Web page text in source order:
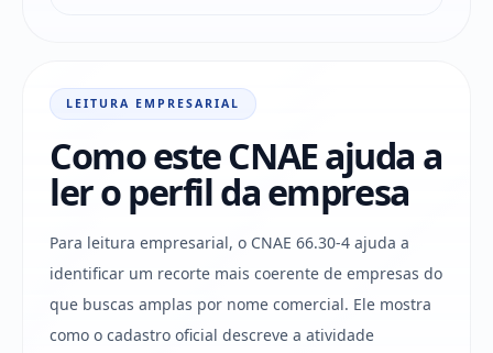
LEITURA EMPRESARIAL
Como este CNAE ajuda a
ler o perfil da empresa
Para leitura empresarial, o CNAE 66.30-4 ajuda a
identificar um recorte mais coerente de empresas do
que buscas amplas por nome comercial. Ele mostra
como o cadastro oficial descreve a atividade